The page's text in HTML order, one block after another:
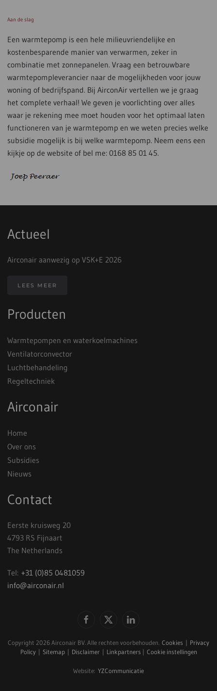
Aan de slag
Een warmtepomp is een hele milieuvriendelijke en
kostenbesparende manier van verwarmen, zeker in
combinatie met zonnepanelen. Vraag een betrouwbare
warmtepompleverancier naar de mogelijkheden voor jouw
woning of bedrijfspand. Bij AirconAir vertellen we je graag
het complete verhaal! We geven je voorlichting over alles
waar je rekening mee moet houden voor het optimaal laten
functioneren van je warmtepomp en we weten precies welke
subsidie mogelijk is bij welke warmtepomp. Neem eens een
kijkje op de website of bel me: 0168 85 01 45.
Actueel
Airconair aanwezig op VSK+E 2026
LEES MEER
Producten
Warmtepompen en waterkoelmachines
Ventilatorconvector
Luchtbehandeling
Regeltechniek
Airconair
Home
Over ons
Subsidies
Nieuws
Contact
Eerste kruisweg 20
4793 RS Fijnaart
The Netherlands
Tel: +31 (0)85 0481059
info@airconair.nl
Copyright 2026 Airconair BV. Alle rechten voorbehouden. Cookies | Privacy
Policy | Sitemap | Disclaimer | Linkpartners | Cookie instellingen
Website: YZCommunicatie